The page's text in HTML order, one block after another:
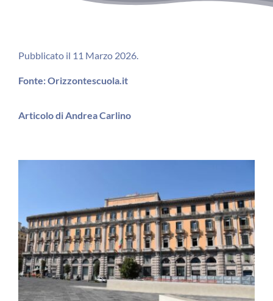
Pubblicato il 11 Marzo 2026.
Fonte: Orizzontescuola.it
Articolo di Andrea Carlino